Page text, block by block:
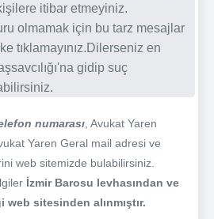
itibar etmeyiniz.
olmamak için bu tarz mesajlar
tıklamayınız.Dilerseniz en
gidip suç
numarası , Avukat Yaren
Yaren Geral mail adresi ve
web sitemizde bulabilirsiniz.
İzmir Barosu levhasından ve
sitesinden alınmıştır.